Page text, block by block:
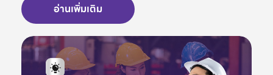
อ่านเพิ่มเติม